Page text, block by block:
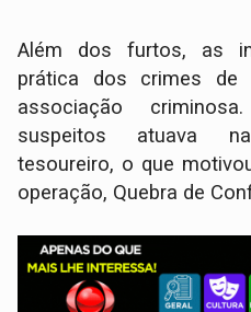
Além dos furtos, as
prática dos crimes de
associação
suspeitos atuava
tesoureiro, o que
operação, Quebra de